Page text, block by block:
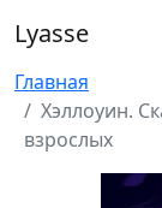
Lyasse
Главная
Хэллоуин.
взрослых